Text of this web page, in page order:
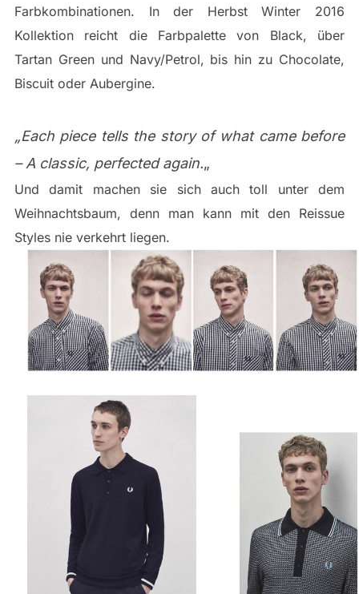
Farbkombinationen. In der Herbst Winter 2016
Kollektion reicht die Farbpalette von Black, über
Tartan Green und Navy/Petrol, bis hin zu Chocolate,
Biscuit oder Aubergine.
„Each piece tells the story of what came before
– A classic, perfected again.„
Und damit machen sie sich auch toll unter dem
Weihnachtsbaum, denn man kann mit den Reissue
Styles nie verkehrt liegen.